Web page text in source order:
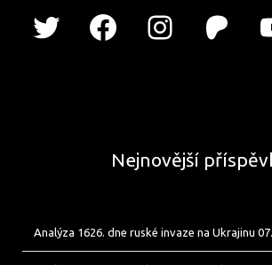
Nejnovější
Analýza 1626. dne ruské invaze na Ukrajinu